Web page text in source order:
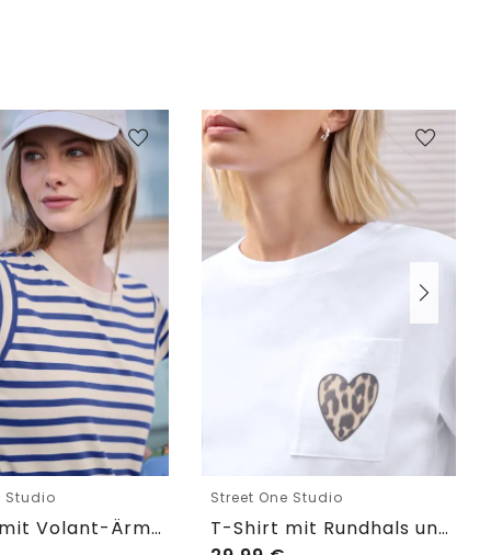
Studio
T-Shirt mit Volant-Ärmeln und Print
Street One Studio
T-Shirt mit Rundhals und Brusttasche